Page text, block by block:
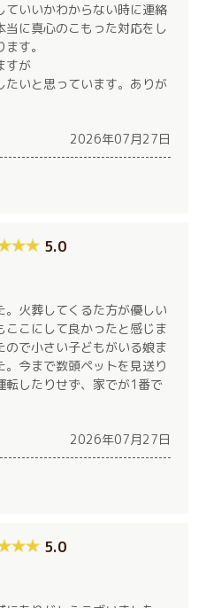
ていいかわからない時に連絡
当に真心のこもった対応をし
す。
すが
たいと思っています。ありが
2026年07月27日
5.0
火葬してくるた方が優しい
こにして良かったと感じま
ので小さい子どもがいる娘ま
今まで数頭ペットを見送り
転したりせず、家でが1番で
2026年07月27日
5.0